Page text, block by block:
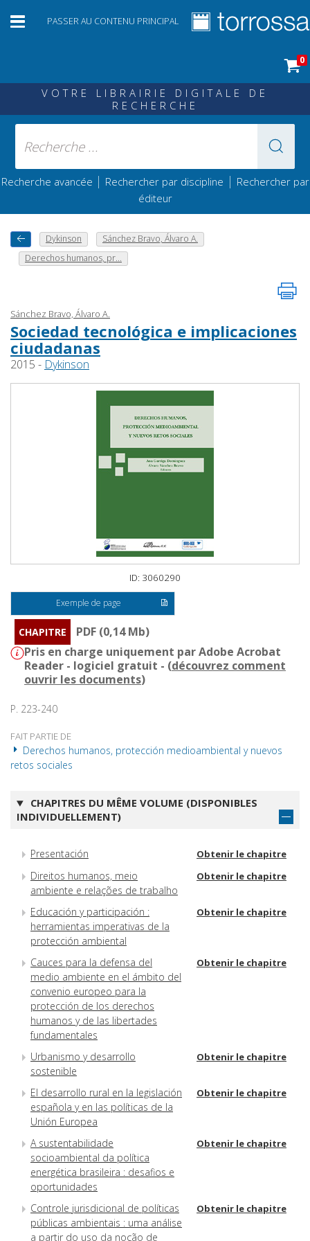
PASSER AU CONTENU PRINCIPAL
0
VOTRE LIBRAIRIE DIGITALE DE
RECHERCHE
Recherche avancée | Rechercher par discipline | Rechercher par
éditeur
Dykinson
Sánchez Bravo, Álvaro A.
Derechos humanos, pr...
Sánchez Bravo, Álvaro A.
Sociedad tecnológica e implicaciones
ciudadanas
2015 - Dykinson
ID: 3060290
Exemple de page
CHAPITRE
PDF (0,14 Mb)
Pris en charge uniquement par Adobe Acrobat
Reader - logiciel gratuit - (découvrez comment
ouvrir les documents)
P. 223-240
FAIT PARTIE DE
Derechos humanos, protección medioambiental y nuevos
retos sociales
CHAPITRES DU MÊME VOLUME (DISPONIBLES
INDIVIDUELLEMENT)
Presentación Obtenir le chapitre
Direitos humanos, meio
ambiente e relações de trabalho
Obtenir le chapitre
Educación y participación :
herramientas imperativas de la
protección ambiental
Obtenir le chapitre
Cauces para la defensa del
medio ambiente en el ámbito del
convenio europeo para la
protección de los derechos
humanos y de las libertades
fundamentales
Obtenir le chapitre
Urbanismo y desarrollo
sostenible
Obtenir le chapitre
El desarrollo rural en la legislación
española y en las políticas de la
Unión Europea
Obtenir le chapitre
A sustentabilidade
socioambiental da política
energética brasileira : desafios e
oportunidades
Obtenir le chapitre
Controle jurisdicional de políticas
públicas ambientais : uma análise
a partir do uso da noção de
Obtenir le chapitre